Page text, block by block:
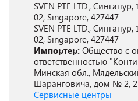
SVEN PTE LTD.,
02, Singapore, 427447
SVEN PTE LTD.,
02, Singapore, 427447
Импортер: Общество с
ответственностью
Минская обл.,
Шаранговича, дом № 2, 2
Сервисные центры